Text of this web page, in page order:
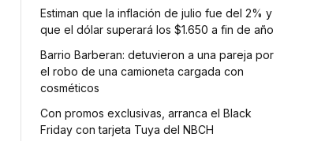
Estiman que la inflación de julio fue del 2% y
que el dólar superará los $1.650 a fin de año
Barrio Barberan: detuvieron a una pareja por
el robo de una camioneta cargada con
cosméticos
Con promos exclusivas, arranca el Black
Friday con tarjeta Tuya del NBCH